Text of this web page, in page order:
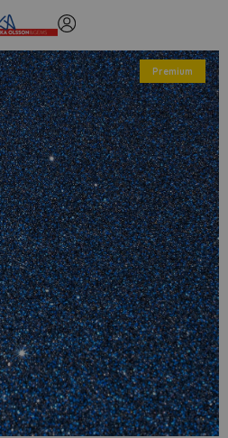
Premium